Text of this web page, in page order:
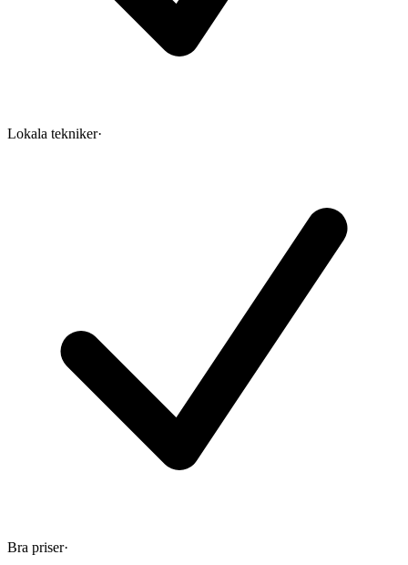
Lokala tekniker·
Bra priser·